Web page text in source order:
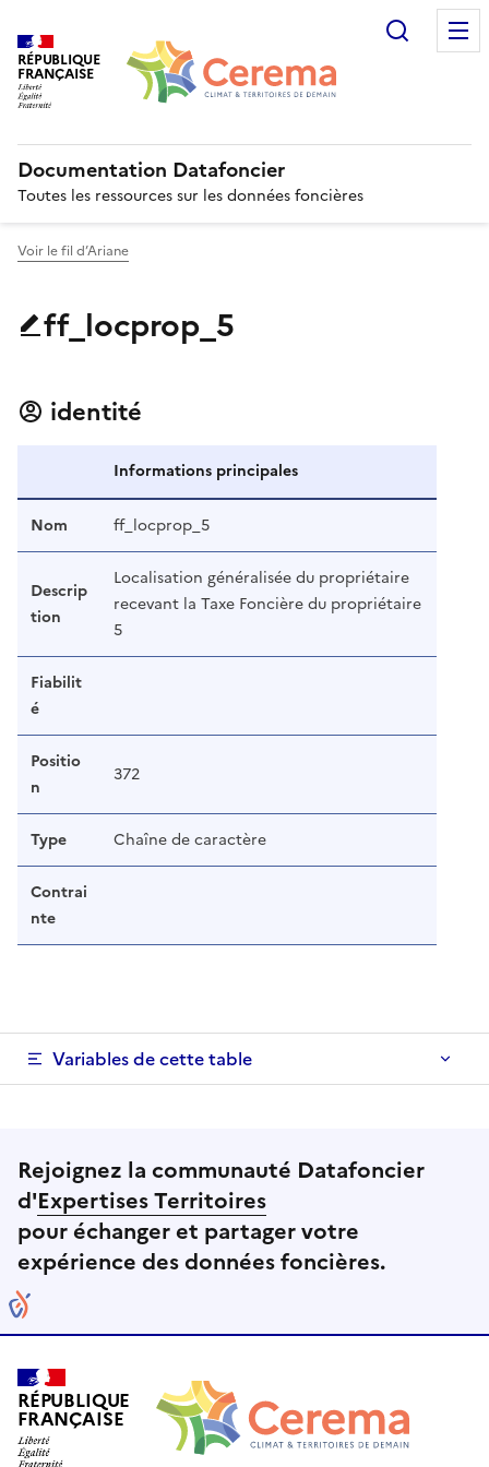
RÉPUBLIQUE
FRANÇAISE
Documentation Datafoncier
Toutes les ressources sur les données foncières
Voir le fil d’Ariane
ff_locprop_5
identité
Informations principales
Nom ff_locprop_5
Descrip
tion
Localisation généralisée du propriétaire
recevant la Taxe Foncière du propriétaire
5
Fiabilit
é
Positio
n
372
Type Chaîne de caractère
Contrai
nte
Variables de cette table
Rejoignez la communauté Datafoncier
d'Expertises Territoires
pour échanger et partager votre
expérience des données foncières.
RÉPUBLIQUE
FRANÇAISE